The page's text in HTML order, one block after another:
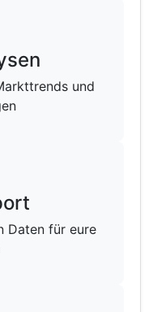
und
Daten für eure